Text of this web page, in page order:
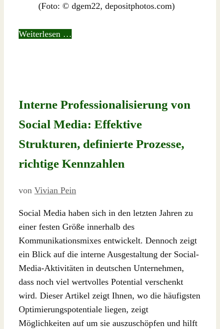
(Foto: © dgem22, depositphotos.com)
Weiterlesen …
Interne Professionalisierung von
Social Media: Effektive
Strukturen, definierte Prozesse,
richtige Kennzahlen
von Vivian Pein
Social Media haben sich in den letzten Jahren zu
einer festen Größe innerhalb des
Kommunikationsmixes entwickelt. Dennoch zeigt
ein Blick auf die interne Ausgestaltung der Social-
Media-Aktivitäten in deutschen Unternehmen,
dass noch viel wertvolles Potential verschenkt
wird. Dieser Artikel zeigt Ihnen, wo die häufigsten
Optimierungspotentiale liegen, zeigt
Möglichkeiten auf um sie auszuschöpfen und hilft